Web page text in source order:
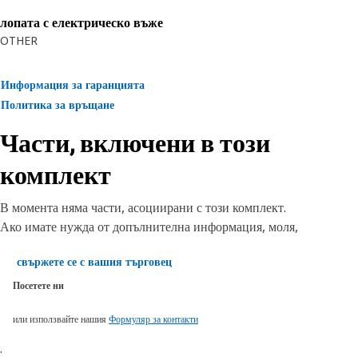
лопата с електрическо въже
OTHER
Информация за гаранцията
Политика за връщане
Части, включени в този
комплект
В момента няма части, асоциирани с този комплект.
Ако имате нужда от допълнителна информация, моля,
свържете се с вашия търговец
Посетете ни
или използвайте нашия Формуляр за контакти
.